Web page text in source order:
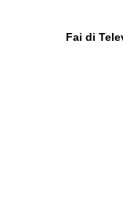
Fai di